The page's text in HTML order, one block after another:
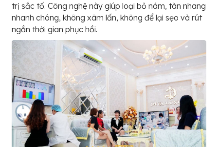
trị sắc tố. Công nghệ này giúp loại bỏ nám, tàn nhang
nhanh chóng, không xâm lấn, không để lại sẹo và rút
ngắn thời gian phục hồi.